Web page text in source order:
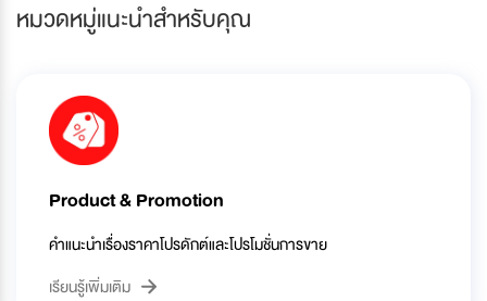
หมวดหมู่แนะนำสำหรับคุณ
Product & Promotion
คำแนะนำเรื่องราคาโปรดักต์และโปรโมชั่นการขาย
เรียนรู้เพิ่มเติม